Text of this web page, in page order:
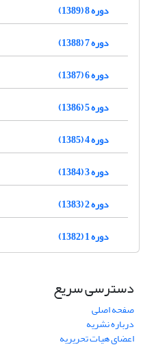
دوره 8 (1389)
دوره 7 (1388)
دوره 6 (1387)
دوره 5 (1386)
دوره 4 (1385)
دوره 3 (1384)
دوره 2 (1383)
دوره 1 (1382)
دسترسی سریع
صفحه اصلی
درباره نشریه
اعضای هیات تحریریه